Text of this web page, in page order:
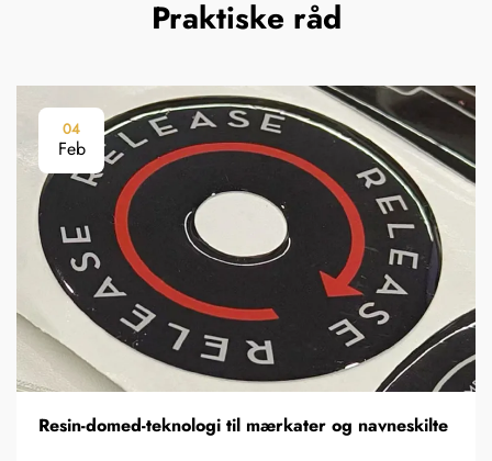
Praktiske råd
04
Feb
Resin-domed-teknologi til mærkater og navneskilte